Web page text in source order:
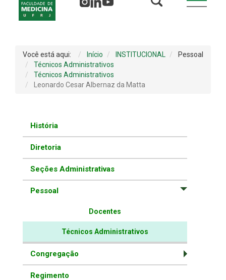
Você está aqui: Início INSTITUCIONAL
Pessoal
Técnicos Administrativos
Técnicos Administrativos
Leonardo Cesar Albernaz da Matta
História
Diretoria
Seções Administrativas
Pessoal
Docentes
Técnicos Administrativos
Congregação
Regimento